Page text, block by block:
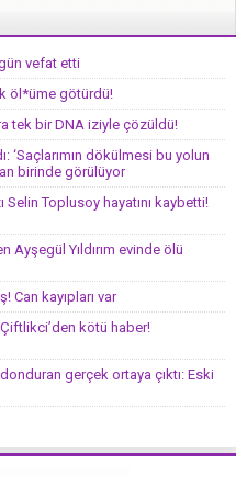
gün vefat etti
öl*üme götürdü!
tek bir DNA iziyle çözüldü!
‘Saçlarımın dökülmesi bu yolun
birinde görülüyor
Selin Toplusoy hayatını kaybetti!
Ayşegül Yıldırım evinde ölü
Can kayıpları var
kötü haber!
gerçek ortaya çıktı: Eski